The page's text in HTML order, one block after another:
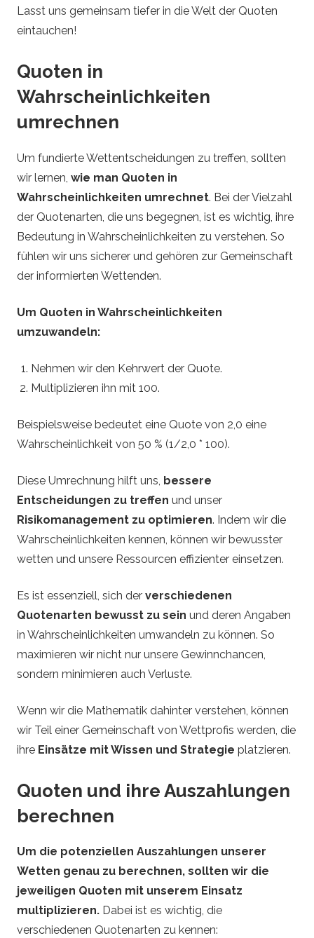
Lasst uns gemeinsam tiefer in die Welt der Quoten
eintauchen!
Quoten in
Wahrscheinlichkeiten
umrechnen
Um fundierte Wettentscheidungen zu treffen, sollten
wir lernen, wie man Quoten in
Wahrscheinlichkeiten umrechnet. Bei der Vielzahl
der Quotenarten, die uns begegnen, ist es wichtig, ihre
Bedeutung in Wahrscheinlichkeiten zu verstehen. So
fühlen wir uns sicherer und gehören zur Gemeinschaft
der informierten Wettenden.
Um Quoten in Wahrscheinlichkeiten
umzuwandeln:
Nehmen wir den Kehrwert der Quote.
Multiplizieren ihn mit 100.
Beispielsweise bedeutet eine Quote von 2,0 eine
Wahrscheinlichkeit von 50 % (1/2,0 * 100).
Diese Umrechnung hilft uns, bessere
Entscheidungen zu treffen und unser
Risikomanagement zu optimieren. Indem wir die
Wahrscheinlichkeiten kennen, können wir bewusster
wetten und unsere Ressourcen effizienter einsetzen.
Es ist essenziell, sich der verschiedenen
Quotenarten bewusst zu sein und deren Angaben
in Wahrscheinlichkeiten umwandeln zu können. So
maximieren wir nicht nur unsere Gewinnchancen,
sondern minimieren auch Verluste.
Wenn wir die Mathematik dahinter verstehen, können
wir Teil einer Gemeinschaft von Wettprofis werden, die
ihre Einsätze mit Wissen und Strategie platzieren.
Quoten und ihre Auszahlungen
berechnen
Um die potenziellen Auszahlungen unserer
Wetten genau zu berechnen, sollten wir die
jeweiligen Quoten mit unserem Einsatz
multiplizieren. Dabei ist es wichtig, die
verschiedenen Quotenarten zu kennen: